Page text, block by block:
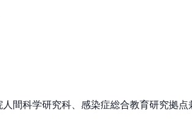
間科学研究科、感染症総合教育研究拠